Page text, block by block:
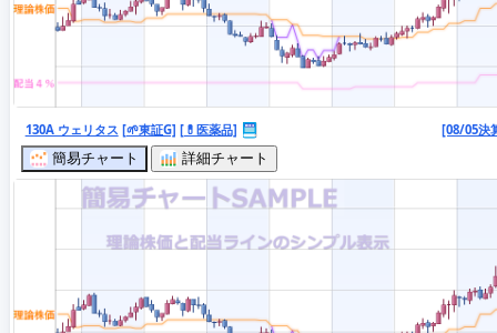
130A ウェリタス [🌱東証G] [💊医薬品]
[08/05決
簡易チャート
詳細チャート